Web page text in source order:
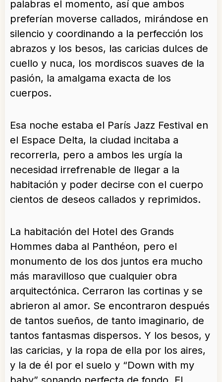
palabras el momento, así que ambos
preferían moverse callados, mirándose en
silencio y coordinando a la perfección los
abrazos y los besos, las caricias dulces de
cuello y nuca, los mordiscos suaves de la
pasión, la amalgama exacta de los
cuerpos.
Esa noche estaba el París Jazz Festival en
el Espace Delta, la ciudad incitaba a
recorrerla, pero a ambos les urgía la
necesidad irrefrenable de llegar a la
habitación y poder decirse con el cuerpo
cientos de deseos callados y reprimidos.
La habitación del Hotel des Grands
Hommes daba al Panthéon, pero el
monumento de los dos juntos era mucho
más maravilloso que cualquier obra
arquitectónica. Cerraron las cortinas y se
abrieron al amor. Se encontraron después
de tantos sueños, de tanto imaginario, de
tantos fantasmas dispersos. Y los besos, y
las caricias, y la ropa de ella por los aires,
y la de él por el suelo y “Down with my